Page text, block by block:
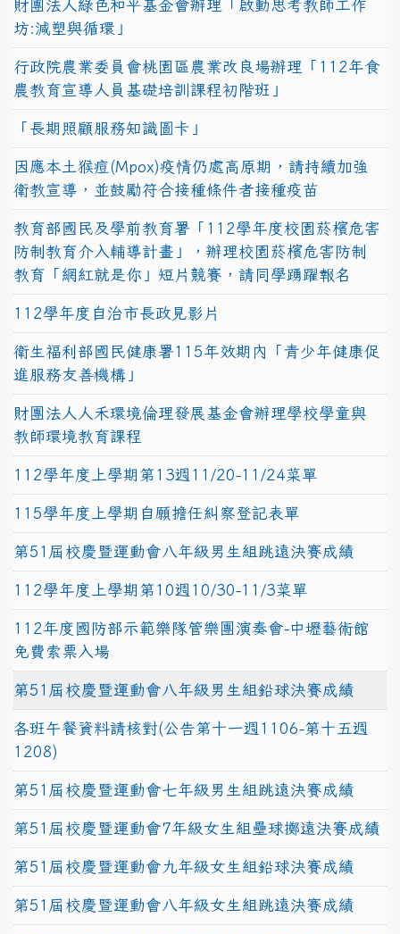
財團法人綠色和平基金會辦理「啟動思考教師工作
坊:減塑與循環」
行政院農業委員會桃園區農業改良場辦理「112年食
農教育宣導人員基礎培訓課程初階班」
「長期照顧服務知識圖卡」
因應本土猴痘(Mpox)疫情仍處高原期，請持續加強
衛教宣導，並鼓勵符合接種條件者接種疫苗
教育部國民及學前教育署「112學年度校園菸檳危害
防制教育介入輔導計畫」，辦理校園菸檳危害防制
教育「網紅就是你」短片競賽，請同學踴躍報名
112學年度自治市長政見影片
衛生福利部國民健康署115年效期內「青少年健康促
進服務友善機構」
財團法人人禾環境倫理發展基金會辦理學校學童與
教師環境教育課程
112學年度上學期第13週11/20-11/24菜單
115學年度上學期自願擔任糾察登記表單
第51屆校慶暨運動會八年級男生組跳遠決賽成績
112學年度上學期第10週10/30-11/3菜單
112年度國防部示範樂隊管樂團演奏會-中壢藝術館
免費索票入場
第51屆校慶暨運動會八年級男生組鉛球決賽成績
各班午餐資料請核對(公告第十一週1106-第十五週
1208)
第51屆校慶暨運動會七年級男生組跳遠決賽成績
第51屆校慶暨運動會7年級女生組壘球擲遠決賽成績
第51屆校慶暨運動會九年級女生組鉛球決賽成績
第51屆校慶暨運動會八年級女生組跳遠決賽成績